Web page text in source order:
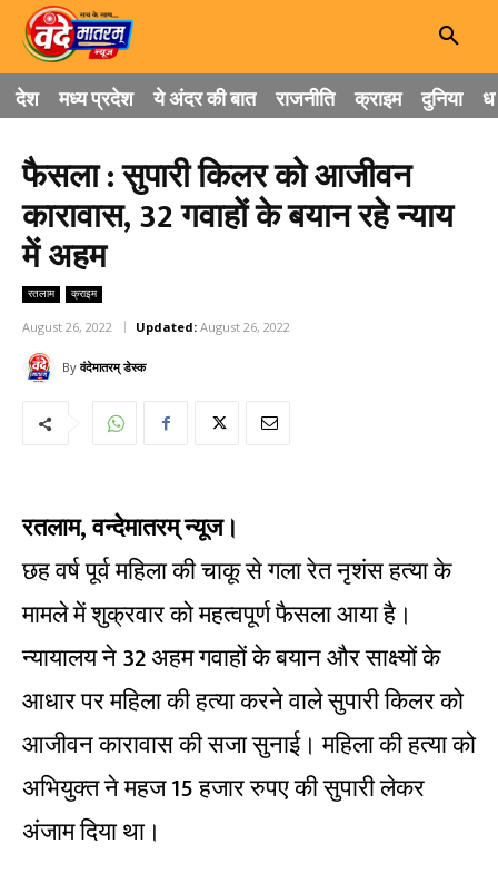
देश मध्य प्रदेश ये अंदर की बात राजनीति क्राइम दुनिया
फैसला : सुपारी किलर को आजीवन
कारावास, 32 गवाहों के बयान रहे न्याय
में अहम
रतलाम क्राइम
August 26, 2022 Updated: August 26, 2022
By वंदेमातरम् डेस्क
रतलाम, वन्देमातरम् न्यूज।
छह वर्ष पूर्व महिला की चाकू से गला रेत नृशंस हत्या के
मामले में शुक्रवार को महत्वपूर्ण फैसला आया है।
न्यायालय ने 32 अहम गवाहों के बयान और साक्ष्यों के
आधार पर महिला की हत्या करने वाले सुपारी किलर को
आजीवन कारावास की सजा सुनाई। महिला की हत्या को
अभियुक्त ने महज 15 हजार रुपए की सुपारी लेकर
अंजाम दिया था।